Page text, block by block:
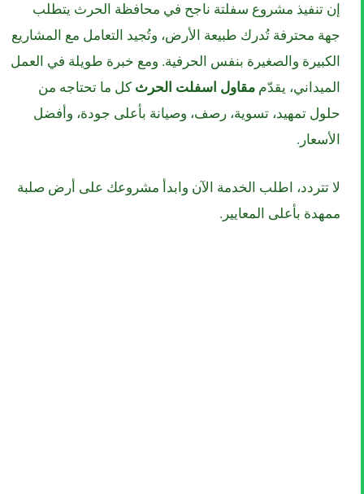
إن تنفيذ مشروع سفلتة ناجح في محافظة الحرث يتطلب
جهة محترفة تُدرك طبيعة الأرض، وتُجيد التعامل مع المشاريع
الكبيرة والصغيرة بنفس الحرفية. ومع خبرة طويلة في العمل
الميداني، يقدّم مقاول اسفلت الحرث كل ما تحتاجه من
حلول تمهيد، تسوية، رصف، وصيانة بأعلى جودة، وأفضل
الأسعار.
لا تتردد، اطلب الخدمة الآن وابدأ مشروعك على أرض صلبة
ممهدة بأعلى المعايير.